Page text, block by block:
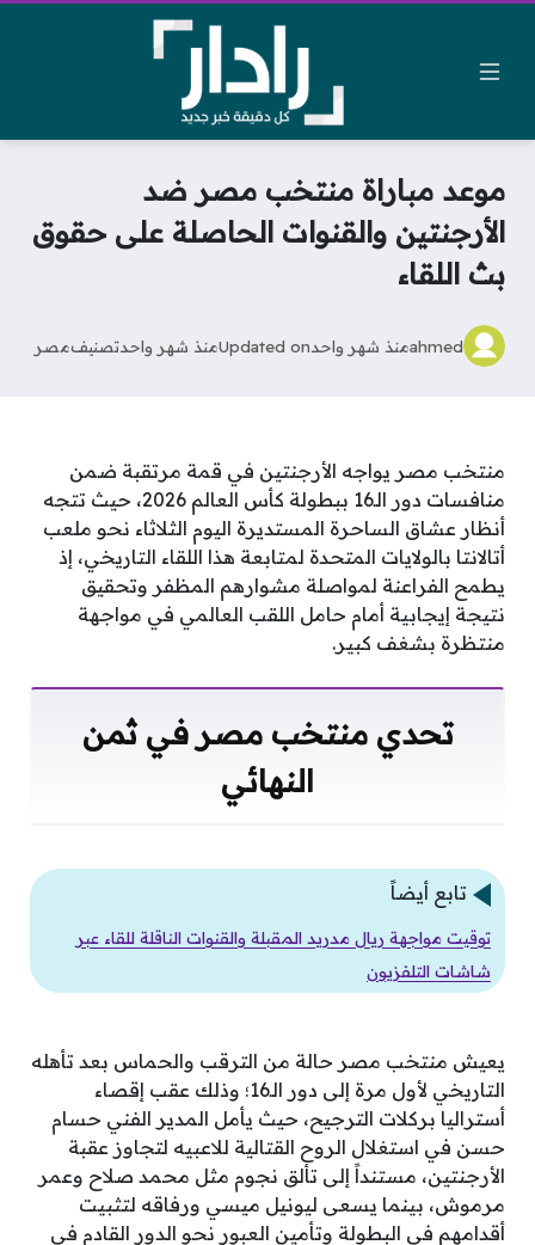
موعد مباراة منتخب مصر ضد
الأرجنتين والقنوات الحاصلة على حقوق
بث اللقاء
ahmedمنذ شهر واحدUpdated onمنذ شهر واحدتصنيفمصر
منتخب مصر يواجه الأرجنتين في قمة مرتقبة ضمن
منافسات دور الـ16 ببطولة كأس العالم 2026، حيث تتجه
أنظار عشاق الساحرة المستديرة اليوم الثلاثاء نحو ملعب
أتالانتا بالولايات المتحدة لمتابعة هذا اللقاء التاريخي، إذ
يطمح الفراعنة لمواصلة مشوارهم المظفر وتحقيق
نتيجة إيجابية أمام حامل اللقب العالمي في مواجهة
منتظرة بشغف كبير.
تحدي منتخب مصر في ثمن
النهائي
تابع أيضاً
توقيت مواجهة ريال مدريد المقبلة والقنوات الناقلة للقاء عبر
شاشات التلفزيون
يعيش منتخب مصر حالة من الترقب والحماس بعد تأهله
التاريخي لأول مرة إلى دور الـ16؛ وذلك عقب إقصاء
أستراليا بركلات الترجيح، حيث يأمل المدير الفني حسام
حسن في استغلال الروح القتالية للاعبيه لتجاوز عقبة
الأرجنتين، مستنداً إلى تألق نجوم مثل محمد صلاح وعمر
مرموش، بينما يسعى ليونيل ميسي ورفاقه لتثبيت
أقدامهم في البطولة وتأمين العبور نحو الدور القادم في